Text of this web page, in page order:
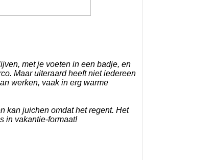
met je voeten in een badje, en
Maar uiteraard heeft niet iedereen
werken, vaak in erg warme
kan juichen omdat het regent. Het
in vakantie-formaat!